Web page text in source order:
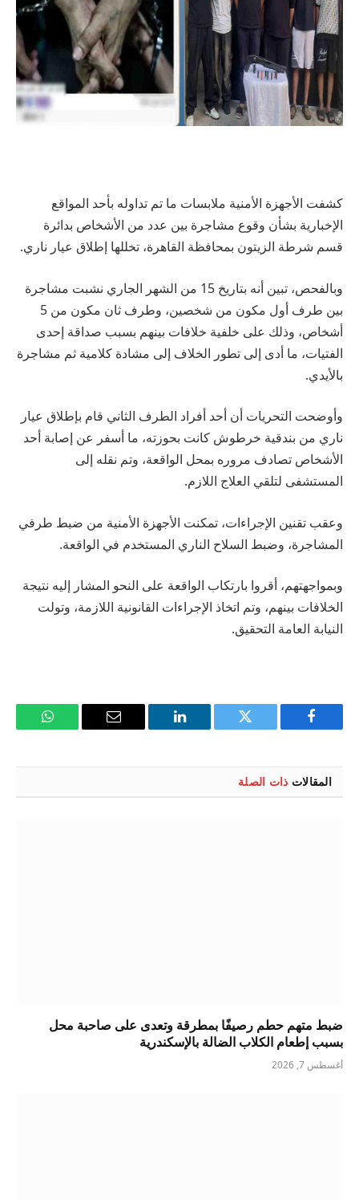
كشفت الأجهزة الأمنية ملابسات ما تم تداوله بأحد المواقع
الإخبارية بشأن وقوع مشاجرة بين عدد من الأشخاص بدائرة
قسم شرطة الزيتون بمحافظة القاهرة، تخللها إطلاق عيار ناري.
وبالفحص، تبين أنه بتاريخ 15 من الشهر الجاري نشبت مشاجرة
بين طرف أول مكون من شخصين، وطرف ثان مكون من 5
أشخاص، وذلك على خلفية خلافات بينهم بسبب صداقة إحدى
الفتيات، ما أدى إلى تطور الخلاف إلى مشادة كلامية ثم مشاجرة
بالأيدي.
وأوضحت التحريات أن أحد أفراد الطرف الثاني قام بإطلاق عيار
ناري من بندقية خرطوش كانت بحوزته، ما أسفر عن إصابة أحد
الأشخاص تصادف مروره بمحل الواقعة، وتم نقله إلى
المستشفى لتلقي العلاج اللازم.
وعقب تقنين الإجراءات، تمكنت الأجهزة الأمنية من ضبط طرفي
المشاجرة، وضبط السلاح الناري المستخدم في الواقعة.
وبمواجهتهم، أقروا بارتكاب الواقعة على النحو المشار إليه نتيجة
الخلافات بينهم، وتم اتخاذ الإجراءات القانونية اللازمة، وتولت
النيابة العامة التحقيق.
فيسبوك تويتر لينكدإن
البريد
واتساب
المقالات ذات الصلة
ضبط متهم حطم رصيفًا بمطرقة وتعدى على صاحبة محل
بسبب إطعام الكلاب الضالة بالإسكندرية
أغسطس 7, 2026